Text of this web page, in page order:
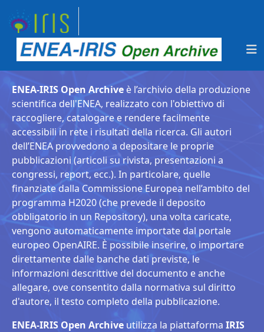
ENEA-IRIS Open Archive è l’archivio della produzione
scientifica dell'ENEA, realizzato con l'obiettivo di
raccogliere, catalogare e rendere facilmente
accessibili in rete i risultati della ricerca. Gli autori
dell’ENEA provvedono a depositare le proprie
pubblicazioni (articoli su rivista, presentazioni a
congressi, report, ecc.). In particolare, quelle
finanziate dalla Commissione Europea nell’ambito del
programma H2020 (che prevede il deposito
obbligatorio in un Repository), una volta caricate,
vengono automaticamente importate dal portale
europeo OpenAIRE. È possibile inserire, o importare
direttamente dalle banche dati previste, le
informazioni descrittive del documento e anche
allegare, ove consentito dalla normativa sul diritto
d'autore, il testo completo della pubblicazione.
ENEA-IRIS Open Archive utilizza la piattaforma IRIS